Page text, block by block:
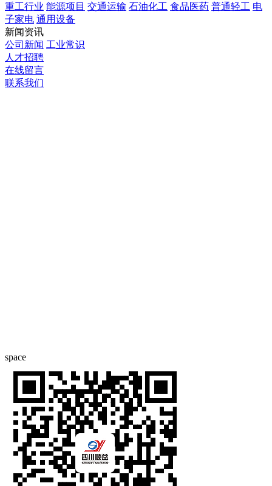
重工行业 能源项目 交通运输 石油化工 食品医药 普通轻工 电
子家电 通用设备
新闻资讯
公司新闻 工业常识
人才招聘
在线留言
联系我们
space